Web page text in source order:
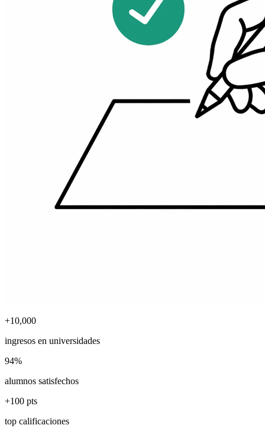
+10,000
ingresos en universidades
94%
alumnos satisfechos
+100 pts
top calificaciones